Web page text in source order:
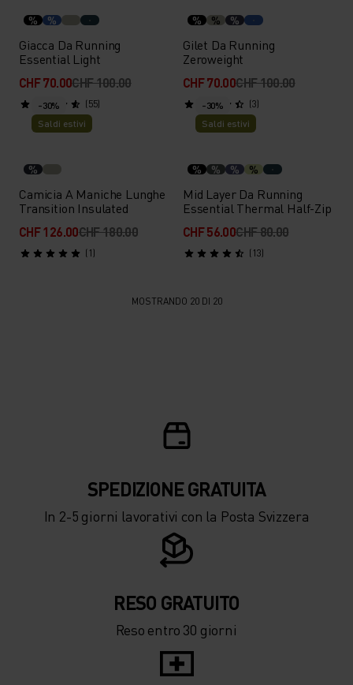
% %
Giacca Da Running
Essential Light
CHF 70.00CHF 100.00
(55)
% % %
Gilet Da Running
Zeroweight
CHF 70.00CHF 100.00
(3)
-30%
Saldi estivi
%
Camicia A Maniche Lunghe
Transition Insulated
CHF 126.00CHF 180.00
(1)
-30%
Saldi estivi
% % % %
Mid Layer Da Running
Essential Thermal Half-Zip
CHF 56.00CHF 80.00
(13)
MOSTRANDO 20 DI 20
SPEDIZIONE ​​​​​​GRATUITA
In 2-5 giorni lavorativi con la Posta Svizzera
RESO GRATUITO
Reso entro 30 giorni